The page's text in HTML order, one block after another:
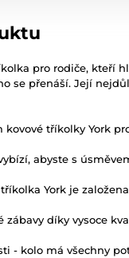
pro rodiče, kteří
se přenáší. Její
kovové tříkolky York
abyste s
York je
zábavy díky vysoce
- kolo má všechny